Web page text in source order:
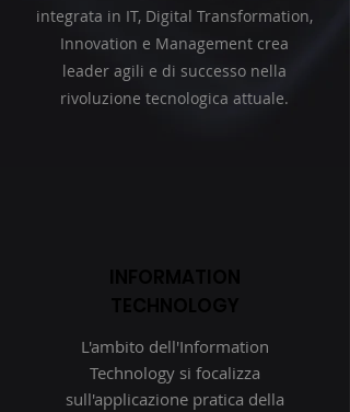
integrata in IT, Digital Transformation,
Innovation e Management crea
leader agili e di successo nella
rivoluzione tecnologica attuale.
L'ambito dell'Information
Technology si focalizza
sull'applicazione pratica della